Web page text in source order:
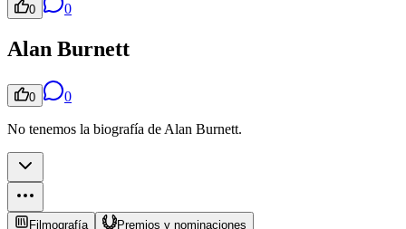
0 0
Alan Burnett
0 0
No tenemos la biografía de Alan Burnett.
Filmografía Premios y nominaciones